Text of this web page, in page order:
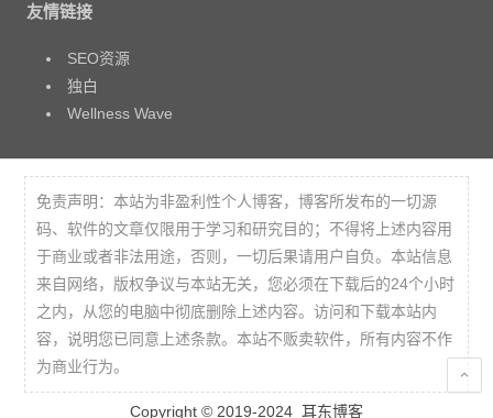
友情链接
SEO资源
独白
Wellness Wave
免责声明：本站为非盈利性个人博客，博客所发布的一切源
码、软件的文章仅限用于学习和研究目的；不得将上述内容用
于商业或者非法用途，否则，一切后果请用户自负。本站信息
来自网络，版权争议与本站无关，您必须在下载后的24个小时
之内，从您的电脑中彻底删除上述内容。访问和下载本站内
容，说明您已同意上述条款。本站不贩卖软件，所有内容不作
为商业行为。
Copyright © 2019-2024 耳东博客